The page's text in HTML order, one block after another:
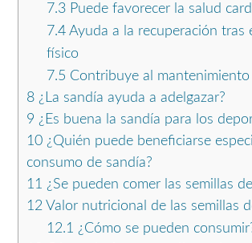
7.3Puede favorecer la salud
7.4Ayuda a la recuperación tras
físico
7.5 Contribuye al mantenimiento
8 ¿La sandía ayuda a adelgazar?
9 ¿Es buena la sandía para los
10 ¿Quién puede beneficiarse
consumo de sandía?
11 ¿Se pueden comer las semillas
12 Valor nutricional de las semillas
12.1 ¿Cómo se pueden